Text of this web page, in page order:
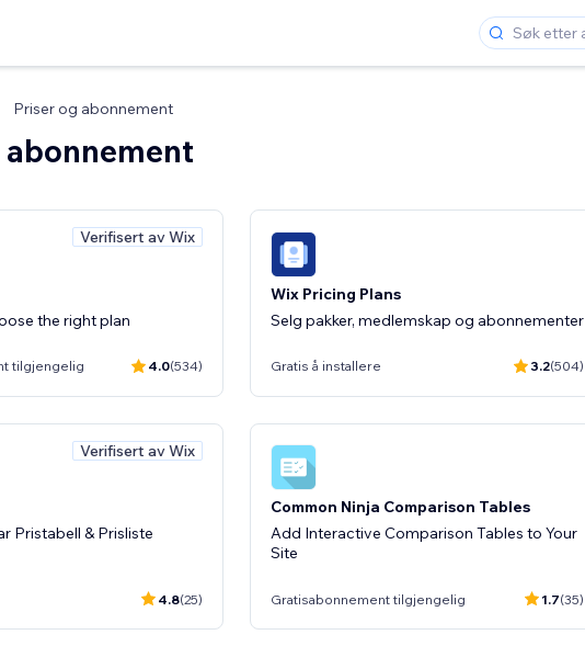
Priser og abonnement
abonnement
Verifisert av Wix
the right plan
tilgjengelig 4.0(534)
Wix Pricing Plans
Selg pakker, medlemskap og abonnementer
Gratis å installere 3.2(504)
Verifisert av Wix
Pristabell & Prisliste
4.8(25)
Common Ninja Comparison Tables
Add Interactive Comparison Tables to Your
Site
Gratisabonnement tilgjengelig 1.7(35)